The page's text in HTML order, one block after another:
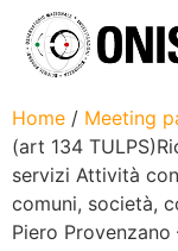
Home / Meeting
(art 134
servizi Attività
comuni, società,
Piero